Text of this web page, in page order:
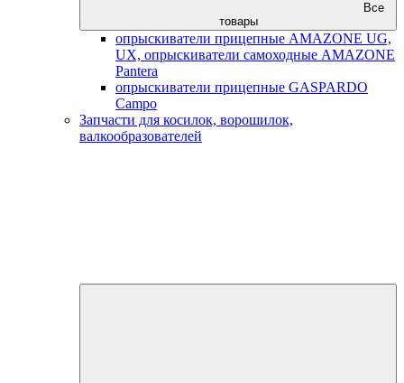
Все
товары
опрыскиватели прицепные AMAZONE UG,
UX, опрыскиватели самоходные AMAZONE
Pantera
опрыскиватели прицепные GASPARDO
Campo
Запчасти для косилок, ворошилок,
валкообразователей